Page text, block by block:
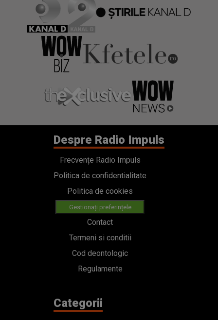
Despre Radio Impuls
Frecvențe Radio Impuls
Politica de confidentialitate
Politica de cookies
Gestionați preferințele
Contact
Termeni si conditii
Cod deontologic
Regulamente
Categorii